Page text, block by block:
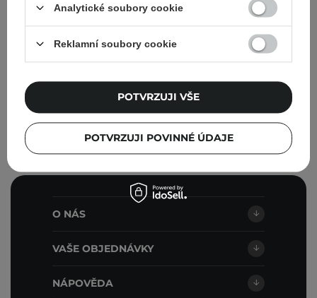
marketingových zpráv a se
zpracováním svých údajů společností
obchodními podmínkami.
O NÁS
VAŠE OBJEDNÁVKY
NÁPOVĚDA
Analytické soubory cookie
Reklamní soubory cookie
POTVRZUJI POVINNÉ ÚDAJE
POTVRZUJI VŠE